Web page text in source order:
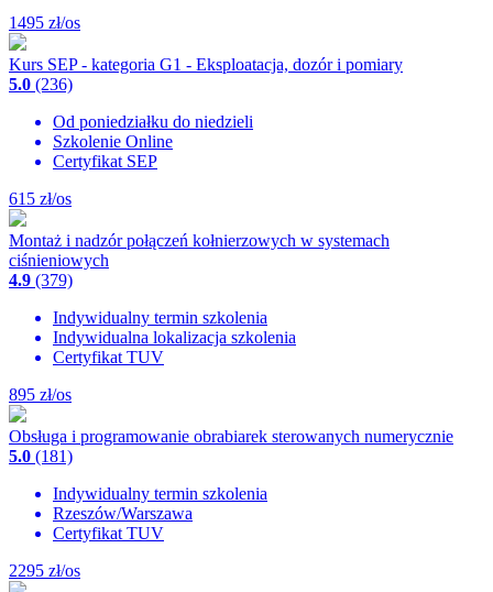
1495 zł/os
Kurs SEP - kategoria G1 - Eksploatacja, dozór i pomiary
5.0 (236)
Od poniedziałku do niedzieli
Szkolenie Online
Certyfikat SEP
615 zł/os
Montaż i nadzór połączeń kołnierzowych w systemach
ciśnieniowych
4.9 (379)
Indywidualny termin szkolenia
Indywidualna lokalizacja szkolenia
Certyfikat TUV
895 zł/os
Obsługa i programowanie obrabiarek sterowanych numerycznie
5.0 (181)
Indywidualny termin szkolenia
Rzeszów/Warszawa
Certyfikat TUV
2295 zł/os